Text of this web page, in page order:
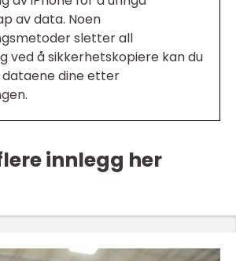
av data. Noen
sletter all
ved å sikkerhetskopiere kan du
dine etter
innlegg her